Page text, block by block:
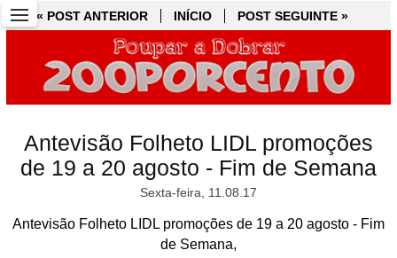
« POST ANTERIOR INÍCIO POST SEGUINTE »
Antevisão Folheto LIDL promoções
de 19 a 20 agosto - Fim de Semana
Sexta-feira, 11.08.17
Antevisão Folheto LIDL promoções de 19 a 20 agosto - Fim
de Semana,
« POST ANTERIOR INÍCIO POST SEGUINTE »